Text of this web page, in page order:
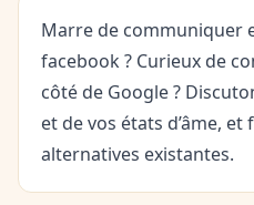
Marre de communiquer
facebook ? Curieux de
côté de Google ?
et de vos états d’âme,
alternatives existantes.